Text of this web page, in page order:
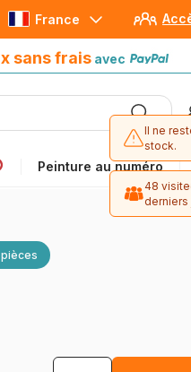
France
sans frais avec
Peinture au numéro
avec Paypal
Il ne
stock.
48
derniers